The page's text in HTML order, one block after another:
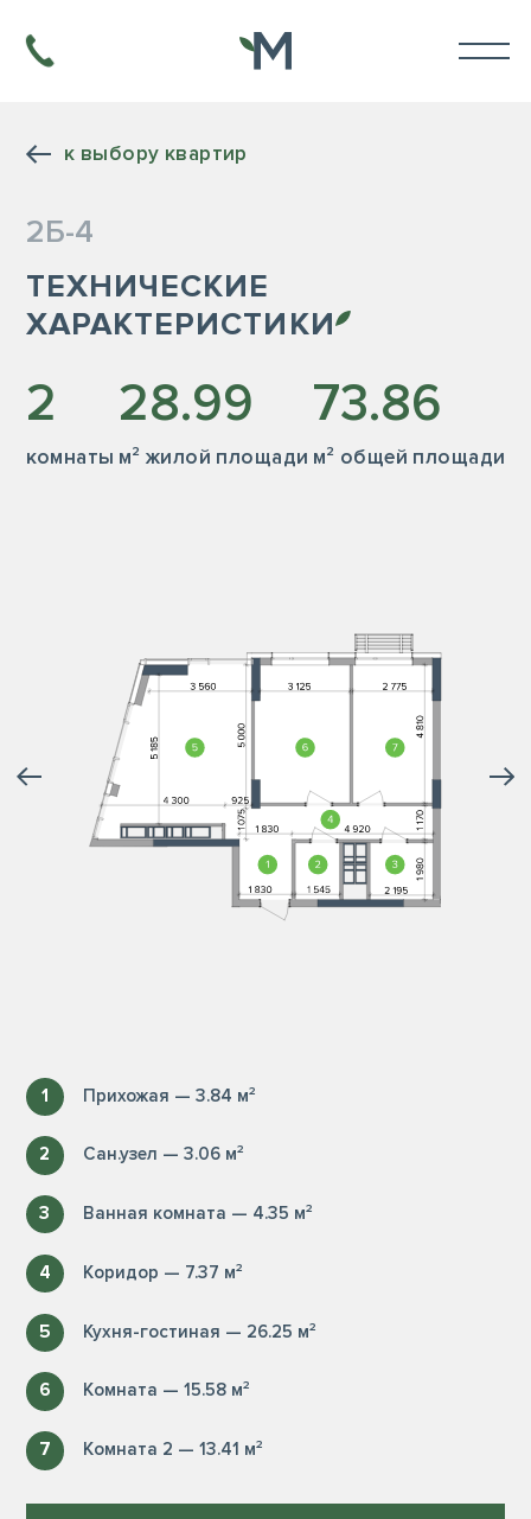
к выбору квартир
2Б-4
ТЕХНИЧЕСКИЕ
ХАРАКТЕРИСТИКИ
2
комнаты
28.99
м² жилой площади
73.86
м² общей площади
1 Прихожая — 3.84 м²
2 Сан.узел — 3.06 м²
3 Ванная комната — 4.35 м²
4 Коридор — 7.37 м²
5 Кухня-гостиная — 26.25 м²
6 Комната — 15.58 м²
7 Комната 2 — 13.41 м²